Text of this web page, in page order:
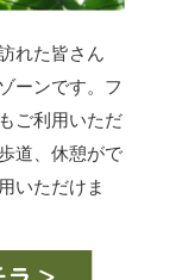
れた皆さん
ーンです。フ
ご利用いただ
道、休憩がで
いただけま